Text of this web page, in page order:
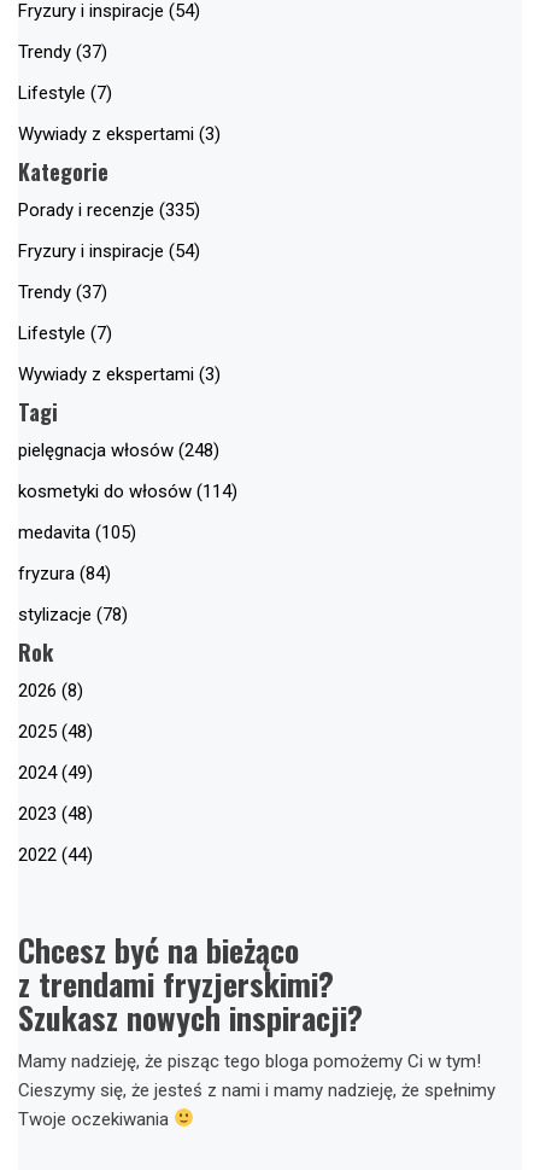
Fryzury i inspiracje (54)
Trendy (37)
Lifestyle (7)
Wywiady z ekspertami (3)
Kategorie
Porady i recenzje (335)
Fryzury i inspiracje (54)
Trendy (37)
Lifestyle (7)
Wywiady z ekspertami (3)
Tagi
pielęgnacja włosów (248)
kosmetyki do włosów (114)
medavita (105)
fryzura (84)
stylizacje (78)
Rok
2026 (8)
2025 (48)
2024 (49)
2023 (48)
2022 (44)
Chcesz być na bieżąco
z trendami fryzjerskimi?
Szukasz nowych inspiracji?
Mamy nadzieję, że pisząc tego bloga pomożemy Ci w tym!
Cieszymy się, że jesteś z nami i mamy nadzieję, że spełnimy
Twoje oczekiwania